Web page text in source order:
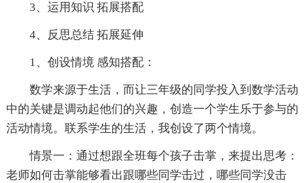
3、运用知识 拓展搭配
4、反思总结 拓展延伸
1、创设情境 感知搭配：
数学来源于生活，而让三年级的同学投入到数学活动
中的关键是调动起他们的兴趣，创造一个学生乐于参与的
活动情境。联系学生的生活，我创设了两个情境。
情景一：通过想跟全班每个孩子击掌，来提出思考：
老师如何击掌能够看出跟哪些同学击过，哪些同学没击